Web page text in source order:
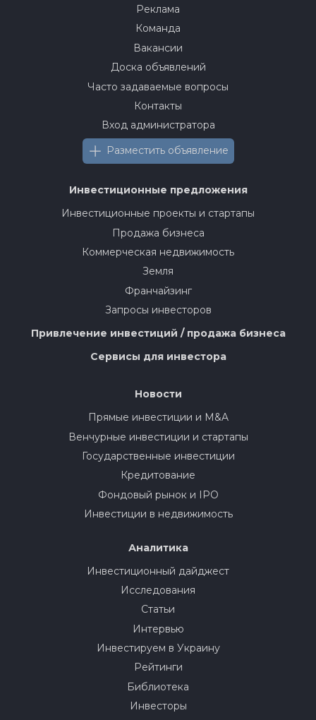
Реклама
Команда
Вакансии
Доска объявлений
Часто задаваемые вопросы
Контакты
Вход администратора
Разместить объявление
Инвестиционные предложения
Инвестиционные проекты и стартапы
Продажа бизнеса
Коммерческая недвижимость
Земля
Франчайзинг
Запросы инвесторов
Привлечение инвестиций / продажа бизнеса
Сервисы для инвестора
Новости
Прямые инвестиции и M&A
Венчурные инвестиции и стартапы
Государственные инвестиции
Кредитование
Фондовый рынок и IPO
Инвестиции в недвижимость
Аналитика
Инвестиционный дайджест
Исследования
Статьи
Интервью
Инвестируем в Украину
Рейтинги
Библиотека
Инвесторы